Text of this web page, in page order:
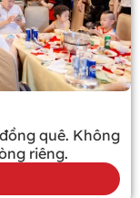
quê. Không
riêng.